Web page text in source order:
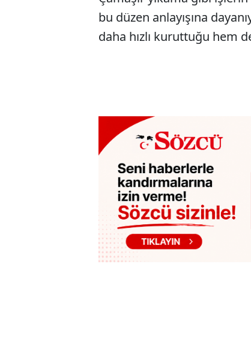
bu düzen anlayışına
daha hızlı kuruttuğu hem